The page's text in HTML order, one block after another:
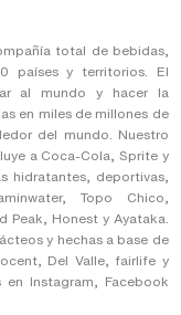
total de bebidas,
países y territorios. El
al mundo y hacer la
en miles de millones de
del mundo. Nuestro
a Coca-Cola, Sprite y
hidratantes, deportivas,
Topo Chico,
Peak, Honest y Ayataka.
y hechas a base de
Del Valle, fairlife y
en Instagram, Facebook